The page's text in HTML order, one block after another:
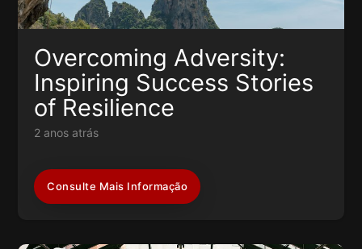
Overcoming Adversity:
Inspiring Success Stories
of Resilience
2 anos atrás
Consulte Mais Informação